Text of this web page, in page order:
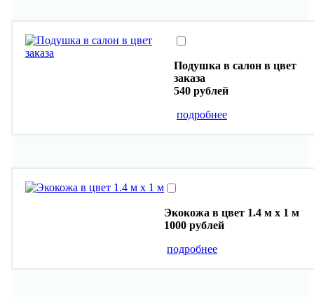
Подушка в салон в цвет
заказа
540 рублей
подробнее
Экокожа в цвет 1.4 м х 1 м
1000 рублей
подробнее